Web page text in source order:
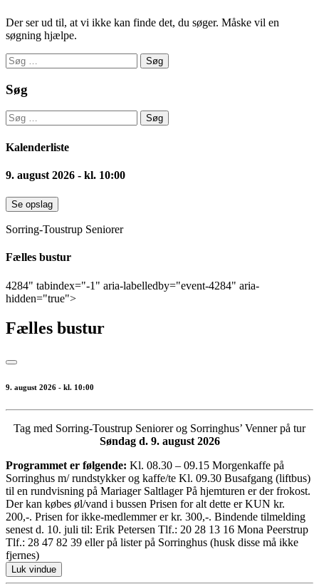
Der ser ud til, at vi ikke kan finde det, du søger. Måske vil en
søgning hjælpe.
Søg
efter:
Søg
Søg
efter:
Kalenderliste
9. august 2026 - kl. 10:00
Se opslag
Sorring-Toustrup Seniorer
Fælles bustur
4284" tabindex="-1" aria-labelledby="event-4284" aria-
hidden="true">
Fælles bustur
9. august 2026 - kl. 10:00
Tag med Sorring-Toustrup Seniorer og Sorringhus’ Venner på tur
Søndag d. 9. august 2026
Programmet er følgende: Kl. 08.30 – 09.15 Morgenkaffe på
Sorringhus m/ rundstykker og kaffe/te Kl. 09.30 Busafgang (liftbus)
til en rundvisning på Mariager Saltlager På hjemturen er der frokost.
Der kan købes øl/vand i bussen Prisen for alt dette er KUN kr.
200,-. Prisen for ikke-medlemmer er kr. 300,-. Bindende tilmelding
senest d. 10. juli til: Erik Petersen Tlf.: 20 28 13 16 Mona Peerstrup
Tlf.: 28 47 82 39 eller på lister på Sorringhus (husk disse må ikke
fjernes)
Luk vindue